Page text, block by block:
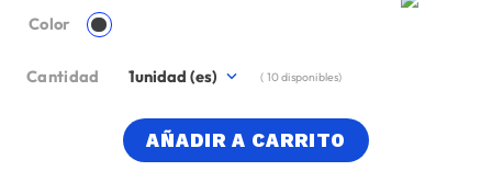
Color
Cantidad 1 ( 10disponibles)
AÑADIR A CARRITO